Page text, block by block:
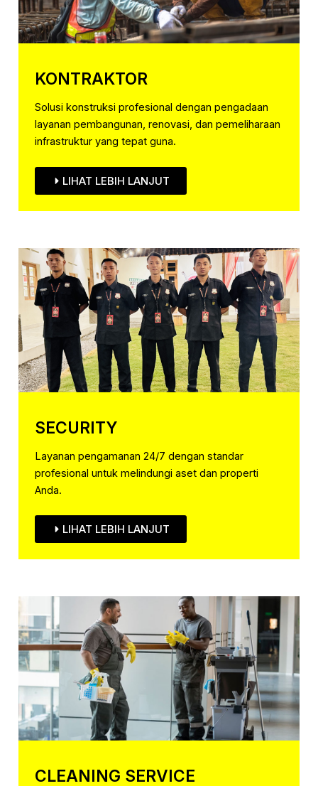
KONTRAKTOR
Solusi konstruksi profesional dengan pengadaan
layanan pembangunan, renovasi, dan pemeliharaan
infrastruktur yang tepat guna.
LIHAT LEBIH LANJUT
SECURITY
Layanan pengamanan 24/7 dengan standar
profesional untuk melindungi aset dan properti
Anda.
LIHAT LEBIH LANJUT
CLEANING SERVICE